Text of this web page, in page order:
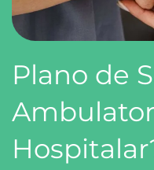
Plano de